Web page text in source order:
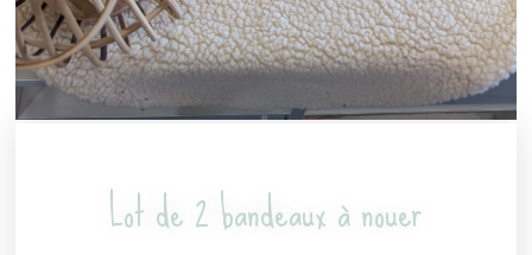
Lot de 2 bandeaux à nouer